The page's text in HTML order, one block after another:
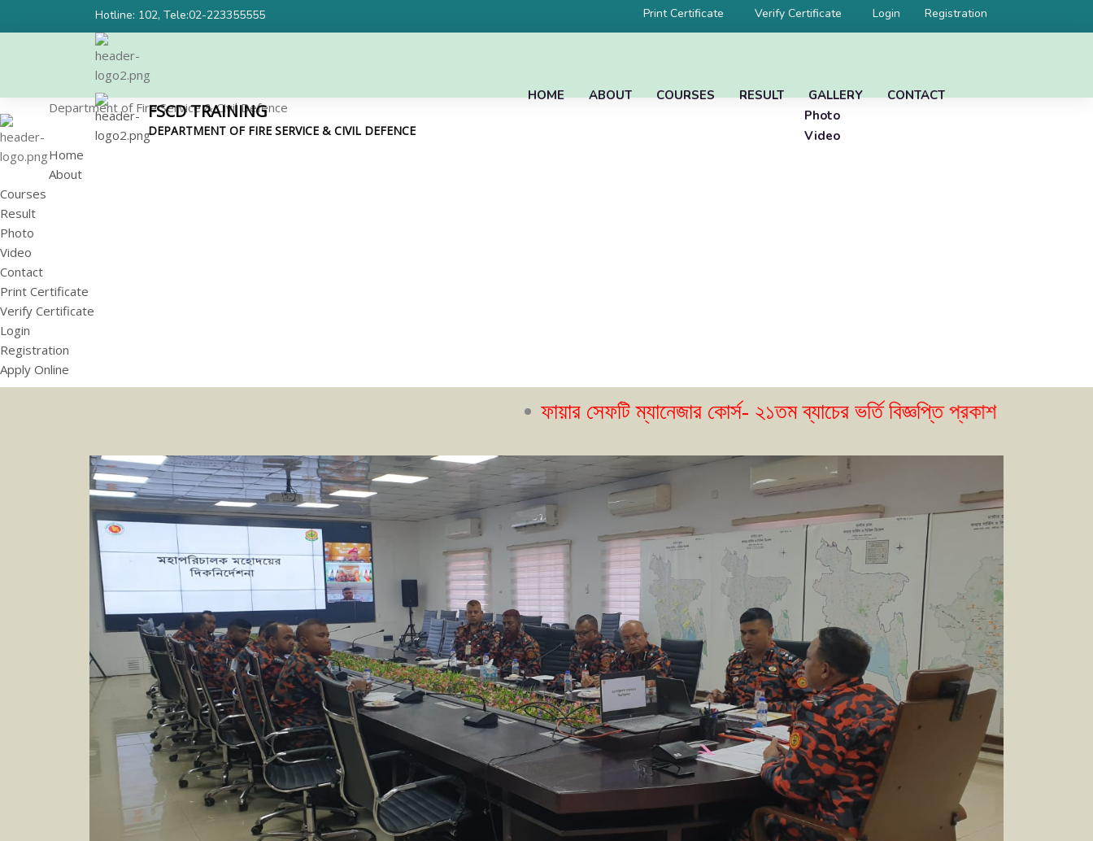
Hotline: 102, Tele:02-223355555 Print Certificate Verify Certificate Login Registration
FSCD TRAINING
DEPARTMENT OF FIRE SERVICE & CIVIL DEFENCE
CONTACT
GALLERY
Photo
Video
RESULT
COURSES
ABOUT
HOME
Department of Fire Service & Civil Defence
Home
About
Courses
Result
Photo
Video
Contact
Print Certificate
Verify Certificate
Login
Registration
Apply Online
ফায়ার সেফটি ম্যানেজার কোর্স- ২১তম ব্যাচের ভর্তি বিজ্ঞপ্তি প্রকাশ। ( ২৩/০৫/২০২৬ )